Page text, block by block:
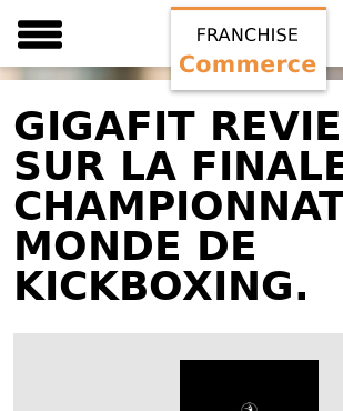
GIGAFIT
SUR LA
MONDE DE
KICKBOXING.